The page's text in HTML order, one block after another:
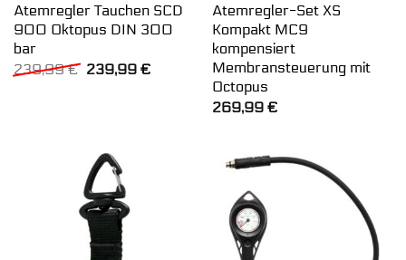
Atemregler Tauchen SCD
900 Oktopus DIN 300
bar
239,99€ Ursprünglicher
239,99 €Aktueller
239,99 €.
Atemregler-Set XS
Kompakt MC9
kompensiert
Membransteuerung mit
Octopus
269,99 €